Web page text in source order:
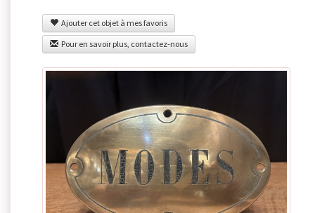
Ajouter cet objet à mes favoris
Pour en savoir plus, contactez-nous